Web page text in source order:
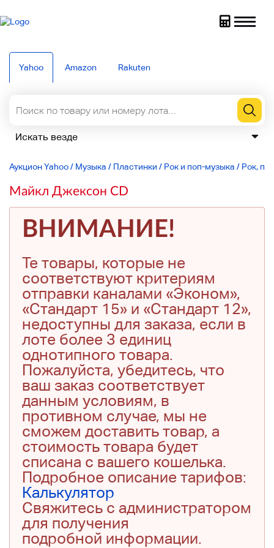
Yahoo Amazon Rakuten
Аукцион Yahoo/ Музыка / Пластинки / Рок и поп-музыка / Рок,
Майкл Джексон CD
ВНИМАНИЕ!
Те товары, которые не
соответствуют критериям
отправки каналами «Эконом»,
«Стандарт 15» и «Стандарт 12»,
недоступны для заказа, если в
лоте более 3 единиц
однотипного товара.
Пожалуйста, убедитесь, что
ваш заказ соответствует
данным условиям, в
противном случае, мы не
сможем доставить товар, а
стоимость товара будет
списана с вашего кошелька.
Подробное описание тарифов:
Калькулятор
Свяжитесь с администратором
для получения
подробной информации.